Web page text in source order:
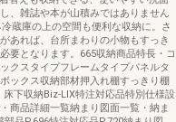
、雑誌や本が山積みではありません
蔵庫の上の空間も便利な収納に。さ
あれば、台所まわりの小物もすっき
要となります。665収納商品特長・コ
クスタイプフレームタイプパネルタ
ックス収納部材押入れ棚すっきり棚
下収納Biz-LIX特注対応品特別仕様設
商品詳細一覧納まり図面一覧・納ま